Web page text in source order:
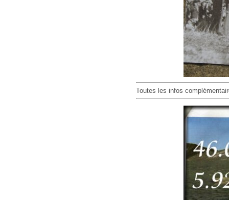
Toutes les infos